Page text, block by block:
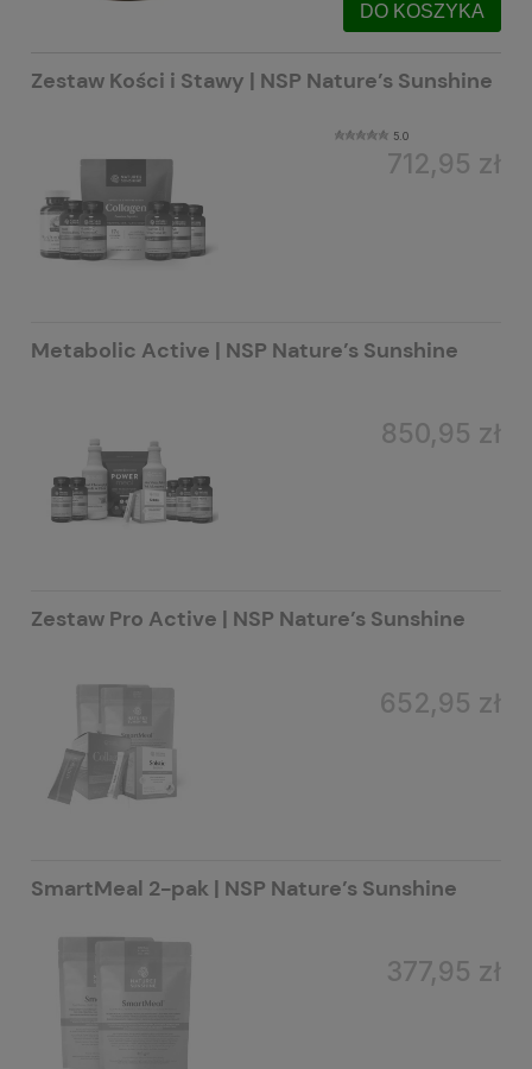
DO KOSZYKA
Zestaw Kości i Stawy | NSP Nature’s Sunshine
5.0
712,95 zł
Metabolic Active | NSP Nature’s Sunshine
850,95 zł
Zestaw Pro Active | NSP Nature’s Sunshine
652,95 zł
SmartMeal 2-pak | NSP Nature’s Sunshine
377,95 zł